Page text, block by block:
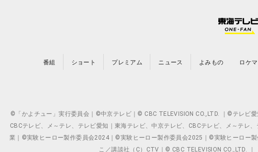
番組 ショート プレミアム ニュース よみもの ロケ
©「かよチュー」実行委員会｜©中京テレビ｜© CBC TELEVISION CO.,LTD. ｜©テレ
CBCテレビ、メ～テレ、テレビ愛知｜東海テレビ、中京テレビ、CBCテレビ、メ～テ
業｜©実験ヒーロー製作委員会2024｜©実験ヒーロー製作委員会2025｜©実験ヒーロー
こ／講談社（C）CTV｜© CBC TELEVISION CO.,LTD.